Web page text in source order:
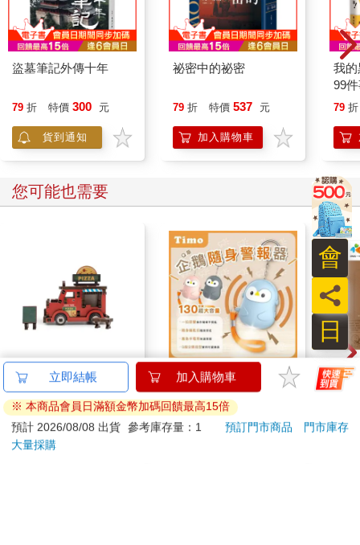
裡寥寥幾份可用的紀錄。
「妳丈夫或他的家人曾和任何人有過節嗎？」他問，「有沒有無
力支付的債務？敵人？有沒有曾經遭到對手威脅？」
妻子對每個問題搖頭，她完全一頭霧水。她說她的丈夫是位幹練
的技師，可不是做文書工作的料。在那一行又有誰擅長文書呢？
馬庫斯不得不承認這個事實。這個小生意確實符合上述說法，他
們沒有僱用會計；任何信件、顧客紀錄或財務報表也都隨著煙霧
消失—如果這些東西曾經存在的話。妻子說，納稅申報期限快到
了，有很多事要做，但修車廠只開了幾個月，所以毫無疑問它沒
幾週後現場清理完畢，他們仍舊毫無頭緒。只有一個明顯卻毫無
意義的疑點，那是個警覺心強的鑑識人員在報告中提到的，和其
餘人的結論相較下顯得很突兀。而馬庫斯是在許多年後，在最近
鑑識人員寫道：入口大門外幾公尺遠處，就在金屬欄杆旁，有個
九公分高的鹽柱。
接著是一個本該引起警覺的小備註：那是食鹽，不是道路用鹽。
盜墓筆記外傳十年
79 折 特價 300 元
貨到通知
祕密中的祕密
79 折 特價 537 元
加入購物車
我
99
79 折
您可能也需要
迷你拼拼車-pizza餐車
9 折 特價 207 元
加入購物車
【Timo】Q版企鵝安全
隨身警報器 130超大分
貝企鵝警報器 造型隨
身安全防狼神器
59 折 特價 290
刻
立即結帳 加入購物車
※ 本商品會員日滿額金幣加碼回饋最高15倍
預計 2026/08/08 出貨 參考庫存量：1 預訂門市商品
門市庫存
大量採購
日
員
會